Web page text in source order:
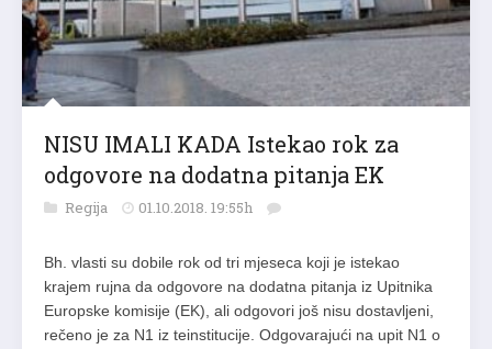
NISU IMALI KADA Istekao rok za
odgovore na dodatna pitanja EK
Regija 01.10.2018. 19:55h
Bh. vlasti su dobile rok od tri mjeseca koji je istekao
krajem rujna da odgovore na dodatna pitanja iz Upitnika
Europske komisije (EK), ali odgovori još nisu dostavljeni,
rečeno je za N1 iz teinstitucije. Odgovarajući na upit N1 o